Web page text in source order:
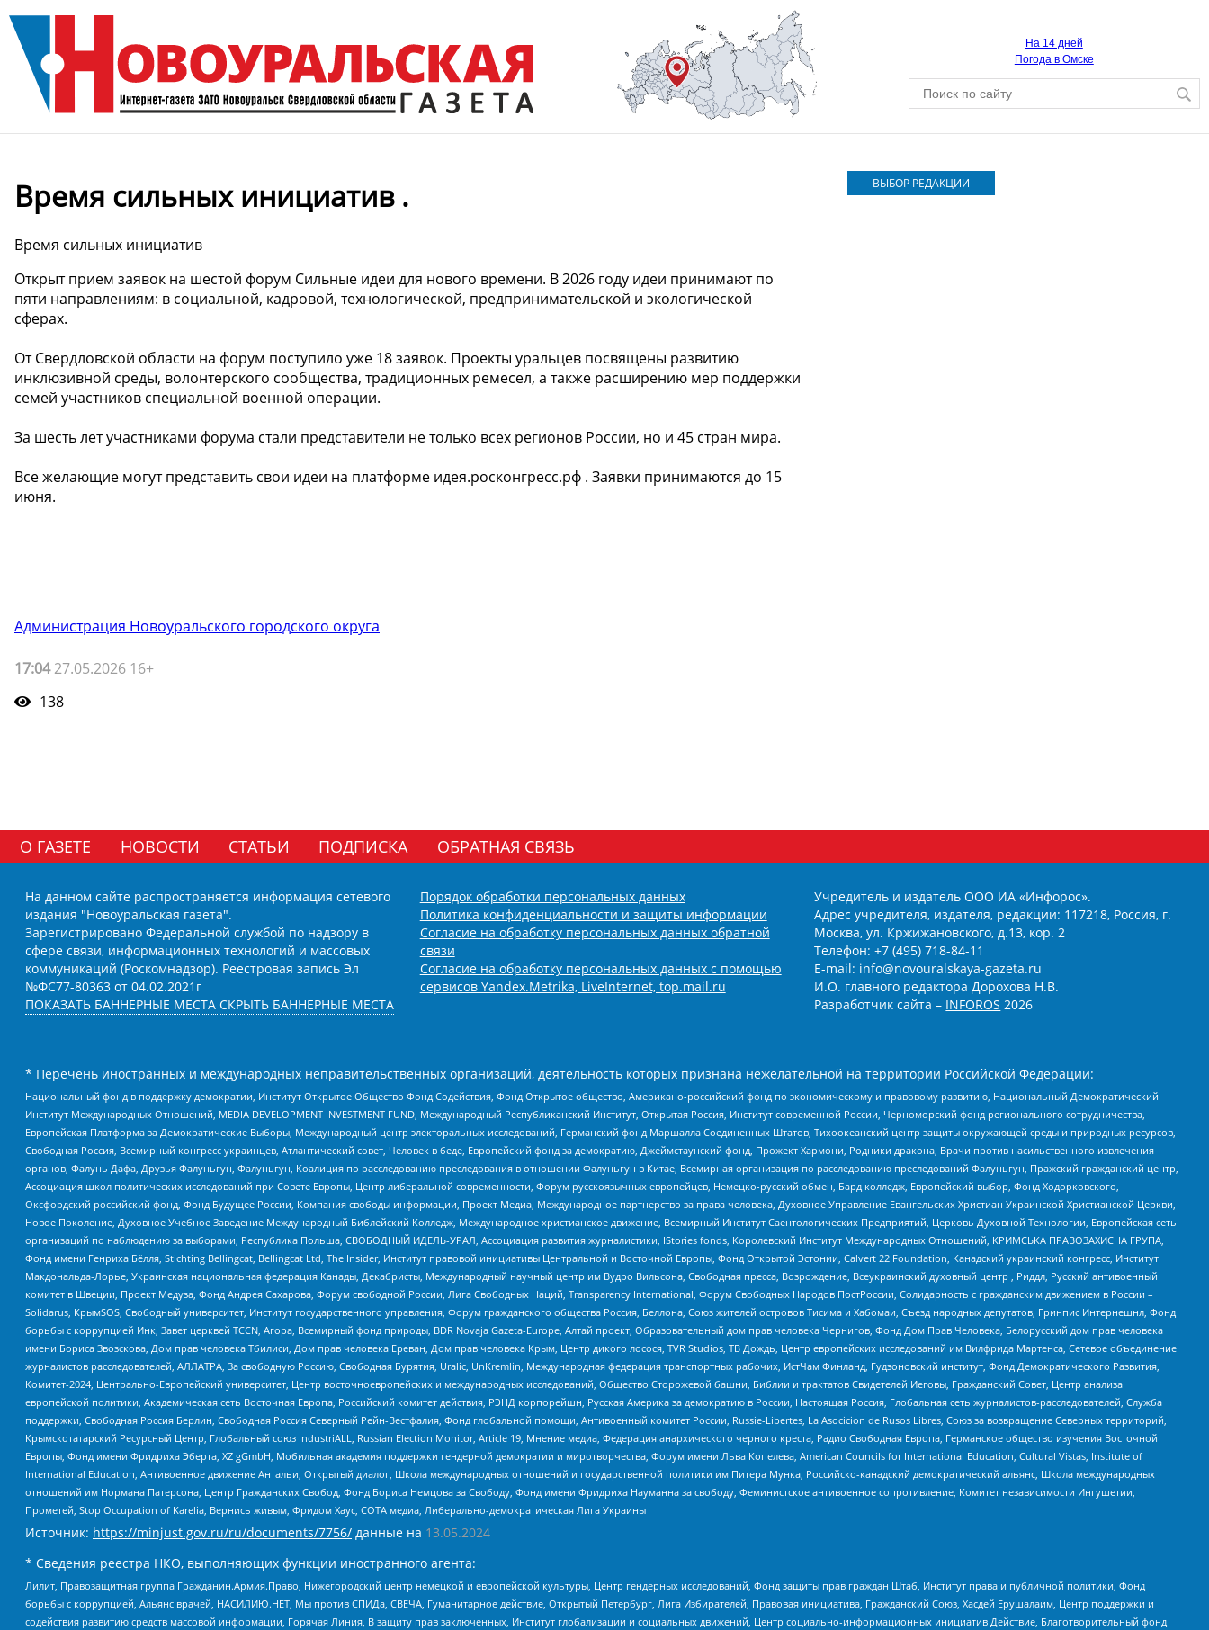
На 14 дней
Погода в Омске
Время сильных инициатив .
Время сильных инициатив
Открыт прием заявок на шестой форум Сильные идеи для нового времени. В 2026 году идеи принимают по
пяти направлениям: в социальной, кадровой, технологической, предпринимательской и экологической
сферах.
От Свердловской области на форум поступило уже 18 заявок. Проекты уральцев посвящены развитию
инклюзивной среды, волонтерского сообщества, традиционных ремесел, а также расширению мер поддержки
семей участников специальной военной операции.
За шесть лет участниками форума стали представители не только всех регионов России, но и 45 стран мира.
Все желающие могут представить свои идеи на платформе идея.росконгресс.рф . Заявки принимаются до 15
июня.
Администрация Новоуральского городского округа
17:0427.05.2026 16+
138
ВЫБОР РЕДАКЦИИ
О ГАЗЕТЕ НОВОСТИ СТАТЬИ ПОДПИСКА ОБРАТНАЯ СВЯЗЬ
На данном сайте распространяется информация сетевого
издания "Новоуральская газета".
Зарегистрировано Федеральной службой по надзору в
сфере связи, информационных технологий и массовых
коммуникаций (Роскомнадзор). Реестровая запись Эл
№ФС77-80363 от 04.02.2021г
ПОКАЗАТЬ БАННЕРНЫЕ МЕСТА СКРЫТЬ БАННЕРНЫЕ МЕСТА
Порядок обработки персональных данных
Политика конфиденциальности и защиты информации
Согласие на обработку персональных данных обратной
связи
Согласие на обработку персональных данных с помощью
сервисов Yandex.Metrika, LiveInternet, top.mail.ru
Учредитель и издатель ООО ИА «Инфорос».
Адрес учредителя, издателя, редакции: 117218, Россия, г.
Москва, ул. Кржижановского, д.13, кор. 2
Телефон: +7 (495) 718-84-11
E-mail: info@novouralskaya-gazeta.ru
И.О. главного редактора Дорохова Н.В.
Разработчик сайта – INFOROS 2026
* Перечень иностранных и международных неправительственных организаций, деятельность которых признана нежелательной на территории Российской Федерации:
Национальный фонд в поддержку демократии, Институт Открытое Общество Фонд Содействия, Фонд Открытое общество, Американо-российский фонд по экономическому и правовому развитию, Национальный Демократический
Институт Международных Отношений, MEDIA DEVELOPMENT INVESTMENT FUND, Международный Республиканский Институт, Открытая Россия, Институт современной России, Черноморский фонд регионального сотрудничества,
Европейская Платформа за Демократические Выборы, Международный центр электоральных исследований, Германский фонд Маршалла Соединенных Штатов, Тихоокеанский центр защиты окружающей среды и природных ресурсов,
Свободная Россия, Всемирный конгресс украинцев, Атлантический совет, Человек в беде, Европейский фонд за демократию, Джеймстаунский фонд, Прожект Хармони, Родники дракона, Врачи против насильственного извлечения
органов, Фалунь Дафа, Друзья Фалуньгун, Фалуньгун, Коалиция по расследованию преследования в отношении Фалуньгун в Китае, Всемирная организация по расследованию преследований Фалуньгун, Пражский гражданский центр,
Ассоциация школ политических исследований при Совете Европы, Центр либеральной современности, Форум русскоязычных европейцев, Немецко-русский обмен, Бард колледж, Европейский выбор, Фонд Ходорковского,
Оксфордский российский фонд, Фонд Будущее России, Компания свободы информации, Проект Медиа, Международное партнерство за права человека, Духовное Управление Евангельских Христиан Украинской Христианской Церкви,
Новое Поколение, Духовное Учебное Заведение Международный Библейский Колледж, Международное христианское движение, Всемирный Институт Саентологических Предприятий, Церковь Духовной Технологии, Европейская сеть
организаций по наблюдению за выборами, Республика Польша, СВОБОДНЫЙ ИДЕЛЬ-УРАЛ, Ассоциация развития журналистики, IStories fonds, Королевский Институт Международных Отношений, КРИМСЬКА ПРАВОЗАХИСНА ГРУПА,
Фонд имени Генриха Бёлля, Stichting Bellingcat, Bellingcat Ltd, The Insider, Институт правовой инициативы Центральной и Восточной Европы, Фонд Открытой Эстонии, Calvert 22 Foundation, Канадский украинский конгресс, Институт
Макдональда-Лорье, Украинская национальная федерация Канады, Декабристы, Международный научный центр им Вудро Вильсона, Свободная пресса, Возрождение, Всеукраинский духовный центр , Риддл, Русский антивоенный
комитет в Швеции, Проект Медуза, Фонд Андрея Сахарова, Форум свободной России, Лига Свободных Наций, Transparеncy International, Форум Свободных Народов ПостРоссии, Солидарность с гражданским движением в России –
Solidarus, КрымSOS, Свободный университет, Институт государственного управления, Форум гражданского общества Россия, Беллона, Союз жителей островов Тисима и Хабомаи, Съезд народных депутатов, Гринпис Интернешнл, Фонд
борьбы с коррупцией Инк, Завет церквей TCCN, Агора, Всемирный фонд природы, BDR Novaja Gazeta-Europe, Алтай проект, Образовательный дом прав человека Чернигов, Фонд Дом Прав Человека, Белорусский дом прав человека
имени Бориса Звозскова, Дом прав человека Тбилиси, Дом прав человека Ереван, Дом прав человека Крым, Центр дикого лосося, TVR Studios, ТВ Дождь, Центр европейских исследований им Вилфрида Мартенса, Сетевое объединение
журналистов расследователей, АЛЛАТРА, За свободную Россию, Свободная Бурятия, Uralic, UnKremlin, Международная федерация транспортных рабочих, ИстЧам Финланд, Гудзоновский институт, Фонд Демократического Развития,
Комитет-2024, Центрально-Европейский университет, Центр восточноевропейских и международных исследований, Общество Сторожевой башни, Библии и трактатов Свидетелей Иеговы, Гражданский Совет, Центр анализа
европейской политики, Академическая сеть Восточная Европа, Российский комитет действия, РЭНД корпорейшн, Русская Америка за демократию в России, Настоящая Россия, Глобальная сеть журналистов-расследователей, Служба
поддержки, Свободная Россия Берлин, Свободная Россия Северный Рейн-Вестфалия, Фонд глобальной помощи, Антивоенный комитет России, Russie-Libertes, La Asocicion de Rusos Libres, Союз за возвращение Северных территорий,
Крымскотатарский Ресурсный Центр, Глобальный союз IndustriALL, Russian Election Monitor, Article 19, Мнение медиа, Федерация анархического черного креста, Радио Свободная Европа, Германское общество изучения Восточной
Европы, Фонд имени Фридриха Эберта, XZ gGmbH, Мобильная академия поддержки гендерной демократии и миротворчества, Форум имени Льва Копелева, American Councils for International Education, Cultural Vistas, Institute of
International Education, Антивоенное движение Антальи, Открытый диалог, Школа международных отношений и государственной политики им Питера Мунка, Российско-канадский демократический альянс, Школа международных
отношений им Нормана Патерсона, Центр Гражданских Свобод, Фонд Бориса Немцова за Свободу, Фонд имени Фридриха Науманна за свободу, Феминистское антивоенное сопротивление, Комитет независимости Ингушетии,
Прометей, Stop Occupation of Karelia, Вернись живым, Фридом Хаус, СОТА медиа, Либерально-демократическая Лига Украины
Источник: https://minjust.gov.ru/ru/documents/7756/ данные на 13.05.2024
* Сведения реестра НКО, выполняющих функции иностранного агента:
Лилит, Правозащитная группа Гражданин.Армия.Право, Нижегородский центр немецкой и европейской культуры, Центр гендерных исследований, Фонд защиты прав граждан Штаб, Институт права и публичной политики, Фонд
борьбы с коррупцией, Альянс врачей, НАСИЛИЮ.НЕТ, Мы против СПИДа, СВЕЧА, Гуманитарное действие, Открытый Петербург, Лига Избирателей, Правовая инициатива, Гражданский Союз, Хасдей Ерушалаим, Центр поддержки и
содействия развитию средств массовой информации, Горячая Линия, В защиту прав заключенных, Институт глобализации и социальных движений, Центр социально-информационных инициатив Действие, Благотворительный фонд